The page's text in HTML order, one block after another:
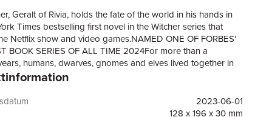
Geralt of Rivia, holds the fate of the world in his hands in
Times bestselling first novel in the Witcher series that
Netflix show and video games.NAMED ONE OF FORBES'
BOOK SERIES OF ALL TIME 2024For more than a
humans, dwarves, gnomes and elves lived together in
But times have changed, the uneasy peace is over and
tumultuous time is born a child of prophecy, Ciri, surviving
a bloody revolution, whose strange abilities can change the
2023-06-01
128 x 196 x 30 mm